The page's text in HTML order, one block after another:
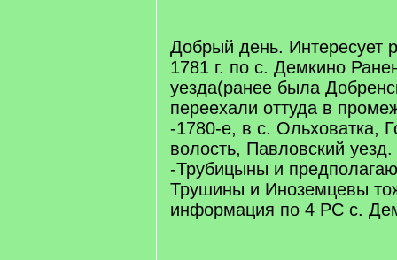
Добрый день. Интересует
1781 г. по с. Демкино
уезда(ранее была
переехали оттуда в
-1780-е, в с. Ольховатка,
волость, Павловский
-Трубицыны и
Трушины и Иноземцевы
информация по 4 РС с.